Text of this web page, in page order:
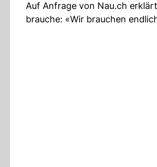
Auf Anfrage von Nau.ch
brauche: «Wir brauchen